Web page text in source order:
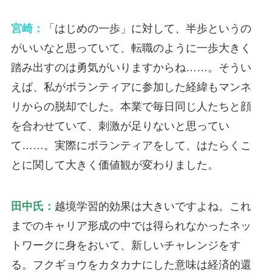
宮崎：
「はじめの一歩」に対して、半歩というの
がいいなと思っていて、転職のように一歩大きく
踏み出すのは勇気がいりますからね……。そうい
えば、私がボランティアに参加した経緯もマンネ
リからの脱却でした。本業で毎日同じ人たちと顔
を合わせていて、刺激が足りないと思ってい
て……。実際にボランティアをして、はたらくこ
とに関して大きく価値観が変わりました。
田中氏： 越境学習的効果は大きいですよね。これ
までのキャリア形成の中では得られなかったネッ
トワークに身をおいて、新しいチャレンジをす
る。フクギョウをカタカナにした意味は経済的還